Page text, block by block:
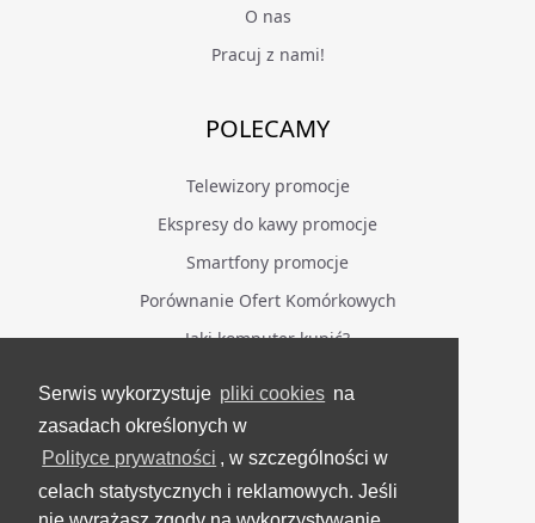
Serwis wykorzystuje pliki cookies na
zasadach określonych w
Polityce prywatności , w szczególności w
celach statystycznych i reklamowych. Jeśli
O nas
Pracuj z nami!
POLECAMY
Telewizory promocje
Ekspresy do kawy promocje
Smartfony promocje
Porównanie Ofert Komórkowych
Jaki komputer kupić?
BĄDŹ NA BIEŻĄCO
Facebook
Grupa Testerzy Videotestów